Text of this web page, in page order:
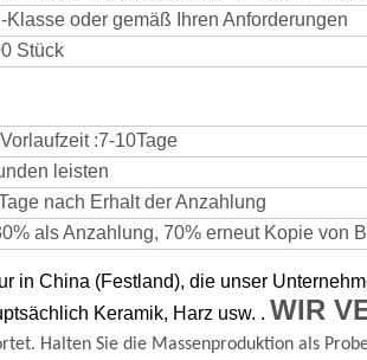
Klasse oder gemäß Ihren Anforderungen
Stück
:7-10Tage
leisten
nach Erhalt der Anzahlung
als Anzahlung, 70% erneut Kopie von
in China (Festland), die unser
Keramik, Harz usw. . WIR
Halten Sie die Massenproduktion als